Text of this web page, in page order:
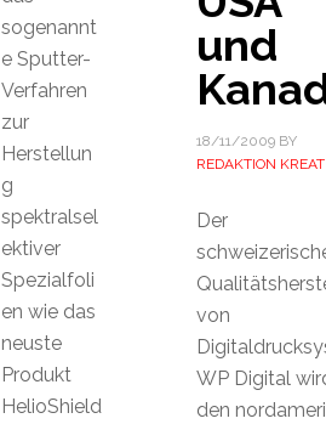
und
18/11/2009BY
REDAKTION
Der
von
WP Digital
den
sogenannt
e Sputter-
Verfahren
zur
Herstellun
g
spektralsel
ektiver
Spezialfoli
en wie das
neuste
Produkt
HelioShield